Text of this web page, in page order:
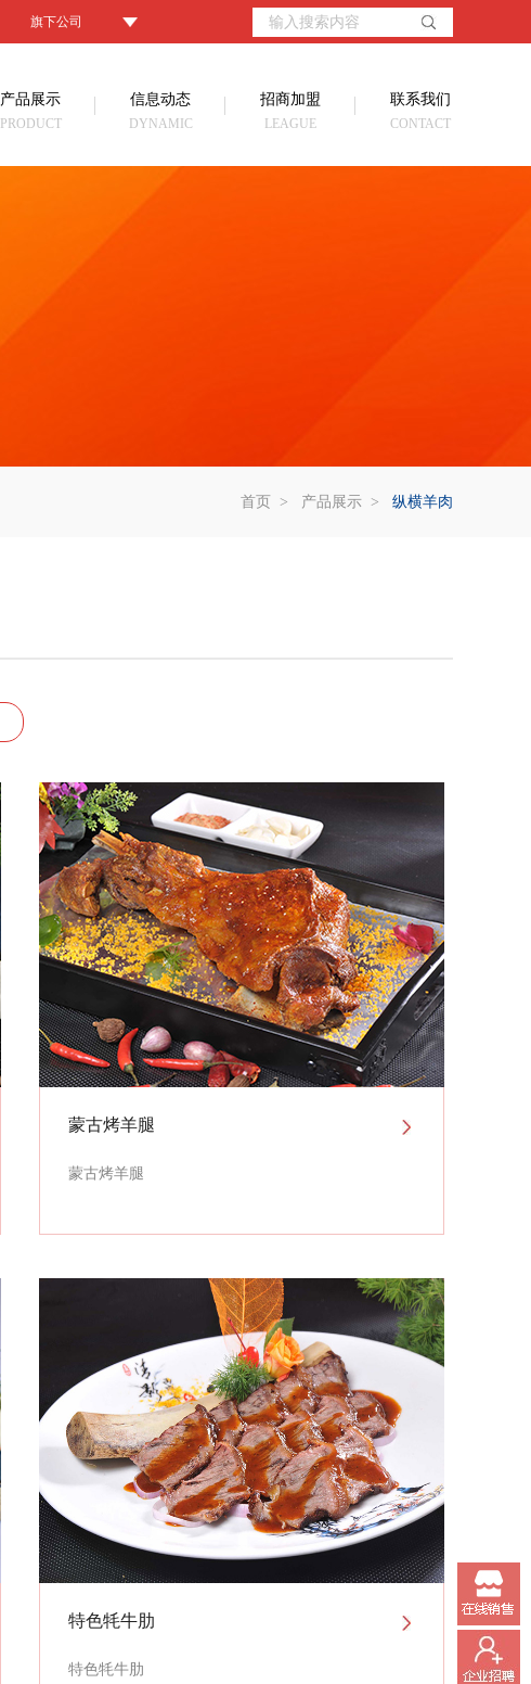
旗下公司
产品展示
PRODUCT
信息动态
DYNAMIC
招商加盟
LEAGUE
联系我们
CONTACT
首页 > 产品展示 > 纵横羊肉
蒙古烤羊腿
蒙古烤羊腿
特色牦牛肋
特色牦牛肋